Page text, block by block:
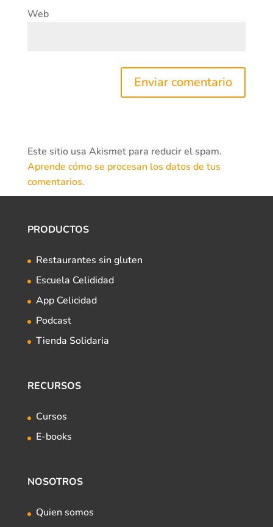
Web
Este sitio usa Akismet para reducir el spam.
Aprende cómo se procesan los datos de tus
comentarios.
PRODUCTOS
Restaurantes sin gluten
Escuela Celididad
App Celicidad
Podcast
Tienda Solidaria
RECURSOS
Cursos
E-books
NOSOTROS
Quien somos